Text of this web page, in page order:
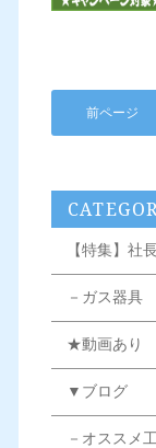
前ページ
【特集】社
－ガス器具
★動画あり
▼ブログ
－オススメ